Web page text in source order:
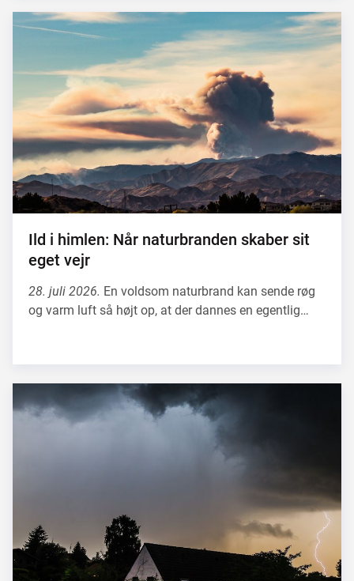
Ild i himlen: Når naturbranden skaber sit
eget vejr
28. juli 2026. En voldsom naturbrand kan sende røg
og varm luft så højt op, at der dannes en egentlig…